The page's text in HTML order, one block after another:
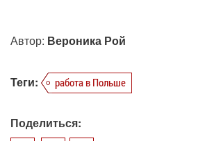
Автор: Вероника Рой
Теги: работа в Польше
Поделиться: